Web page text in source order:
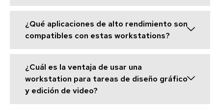
¿Qué aplicaciones de alto rendimiento son
compatibles con estas workstations?
¿Cuál es la ventaja de usar una
workstation para tareas de diseño gráfico
y edición de video?